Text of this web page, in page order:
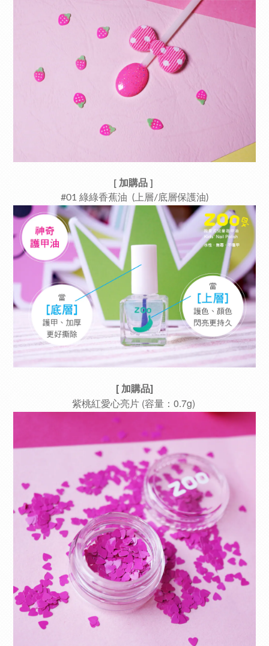
[ 加購品 ]
#01 綠綠香蕉油 (上層/底層保護油)
[ 加購品]
紫桃紅愛心亮片 (容量：0.7g)